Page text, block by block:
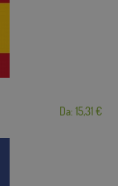
Da: 15,31 €